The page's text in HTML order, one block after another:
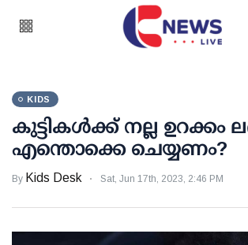
KIDS
കുട്ടികൾക്ക് നല്ല ഉറക്കം
എന്തൊക്കെ ചെയ്യണം?
By Kids Desk Sat, Jun 17th, 2023, 2:46 PM